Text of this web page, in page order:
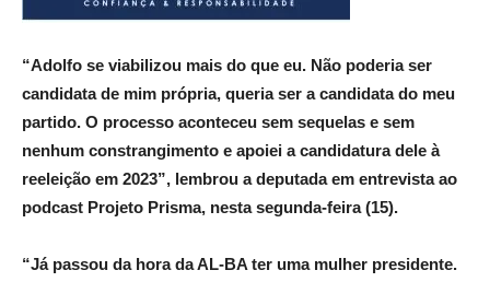
“Adolfo se viabilizou mais do que eu. Não poderia ser
candidata de mim própria, queria ser a candidata do meu
partido. O processo aconteceu sem sequelas e sem
nenhum constrangimento e apoiei a candidatura dele à
reeleição em 2023”, lembrou a deputada em entrevista ao
podcast Projeto Prisma, nesta segunda-feira (15).
“Já passou da hora da AL-BA ter uma mulher presidente.